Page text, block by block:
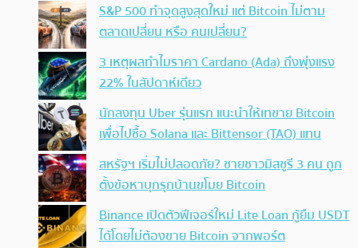
S&P 500 ทำจุดสูงสุดใหม่ แต่ Bitcoin ไม่ตาม
ตลาดเปลี่ยน หรือ คนเปลี่ยน?
3 เหตุผลทำไมราคา Cardano (Ada) ถึงพุ่งแรง
22% ในสัปดาห์เดียว
นักลงทุน Uber รุ่นแรก แนะนำให้เทขาย Bitcoin
เพื่อไปซื้อ Solana และ Bittensor (TAO) แทน
สหรัฐฯ เริ่มไม่ปลอดภัย? ชายชาวมิสซูรี 3 คน ถูก
ตั้งข้อหาบุกรุกบ้านขโมย Bitcoin
Binance เปิดตัวฟีเจอร์ใหม่ Lite Loan กู้ยืม USDT
ได้โดยไม่ต้องขาย Bitcoin จากพอร์ต